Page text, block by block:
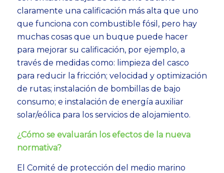
claramente una calificación más alta que uno
que funciona con combustible fósil, pero hay
muchas cosas que un buque puede hacer
para mejorar su calificación, por ejemplo, a
través de medidas como: limpieza del casco
para reducir la fricción; velocidad y optimización
de rutas; instalación de bombillas de bajo
consumo; e instalación de energía auxiliar
solar/eólica para los servicios de alojamiento.
¿Cómo se evaluarán los efectos de la nueva
normativa?
El Comité de protección del medio marino